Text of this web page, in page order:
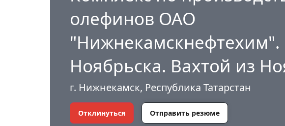
олефинов ОАО
"Нижнекамскнефтехим".
Ноябрьска. Вахтой из
г. Нижнекамск, Республика Татарстан
Отклинуться Отправить резюме